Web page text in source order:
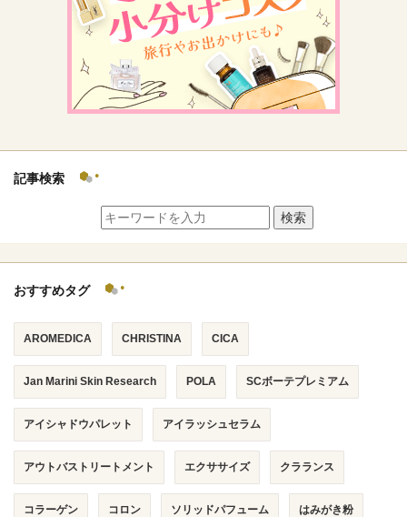
記事検索
検索
おすすめタグ
AROMEDICA CHRISTINA CICA
Jan Marini Skin Research POLA SCボーテプレミアム
アイシャドウパレット アイラッシュセラム
アウトバストリートメント エクササイズ クラランス
コラーゲン コロン ソリッドパフューム はみがき粉